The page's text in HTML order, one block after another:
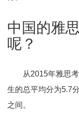
中国的雅
呢？
从2015年雅思
生的总平均分为5.7
之间。